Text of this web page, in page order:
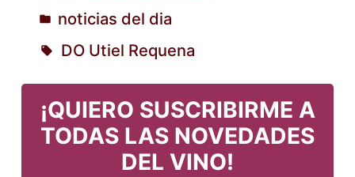
Publicado
en
noticias del dia
DO Utiel Requena
¡QUIERO SUSCRIBIRME A
TODAS LAS NOVEDADES
DEL VINO!